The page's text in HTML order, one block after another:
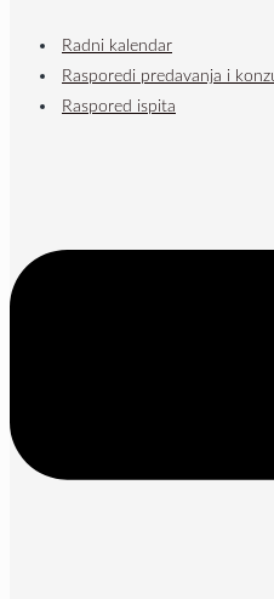
Radni kalendar
Rasporedi predavanja i
Raspored ispita